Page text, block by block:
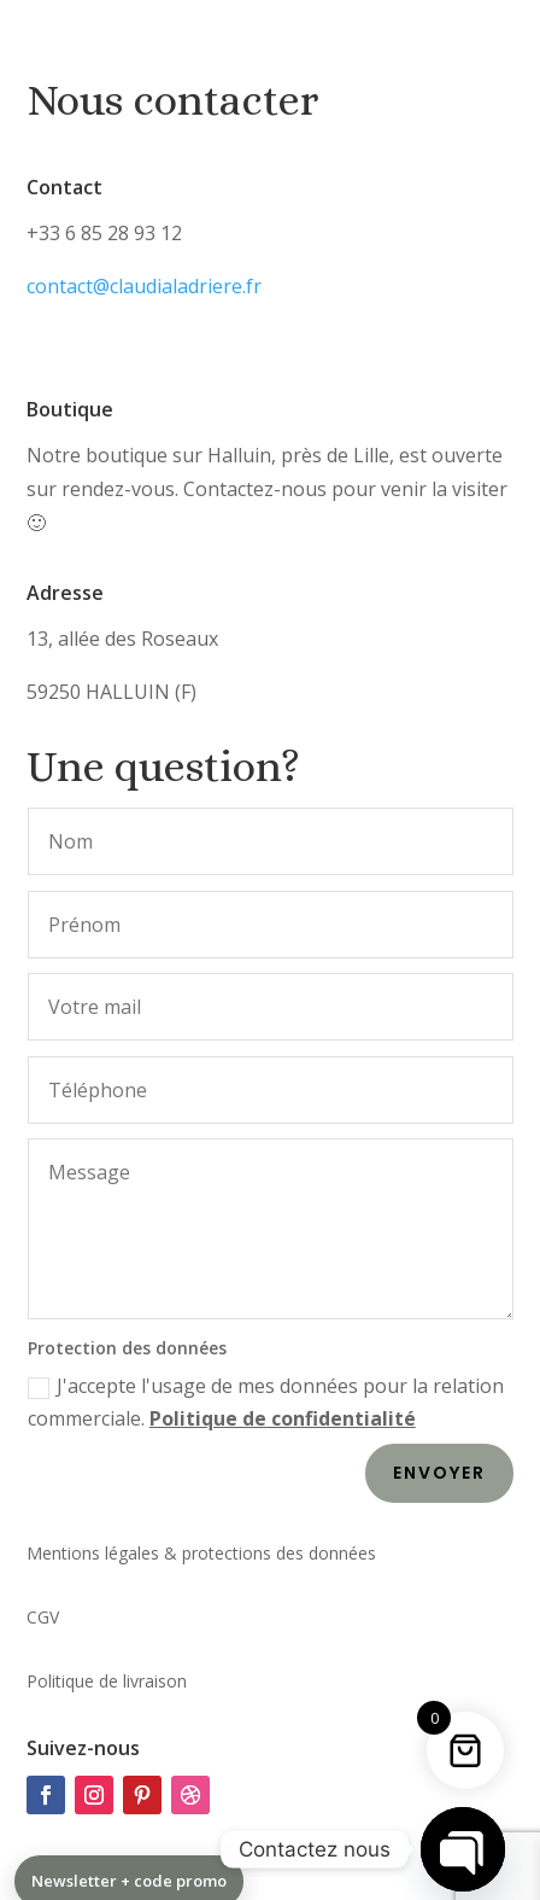
Nous contacter
Contact
+33 6 85 28 93 12
contact@claudialadriere.fr
Boutique
Notre boutique sur Halluin, près de Lille, est ouverte
sur rendez-vous. Contactez-nous pour venir la visiter
🙂
Adresse
13, allée des Roseaux
59250 HALLUIN (F)
Une question?
Protection des données
J'accepte l'usage de mes données pour la relation
commerciale. Politique de confidentialité
ENVOYER
Mentions légales & protections des données
CGV
Politique de livraison
Suivez-nous
Newsletter + code promo
0
Contactez nous